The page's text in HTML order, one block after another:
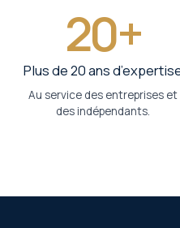
20+
Plus de 20 ans
Au service des entreprises et
des indépendants.